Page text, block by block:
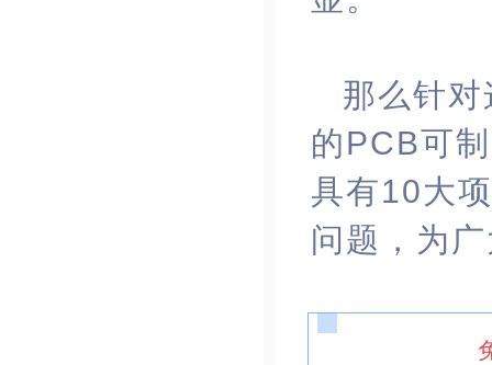
那么针
的PCB可
具有10大
问题，为